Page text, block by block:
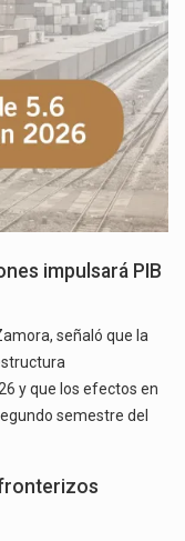
impulsará PIB
señaló que la
y que los efectos en
semestre del